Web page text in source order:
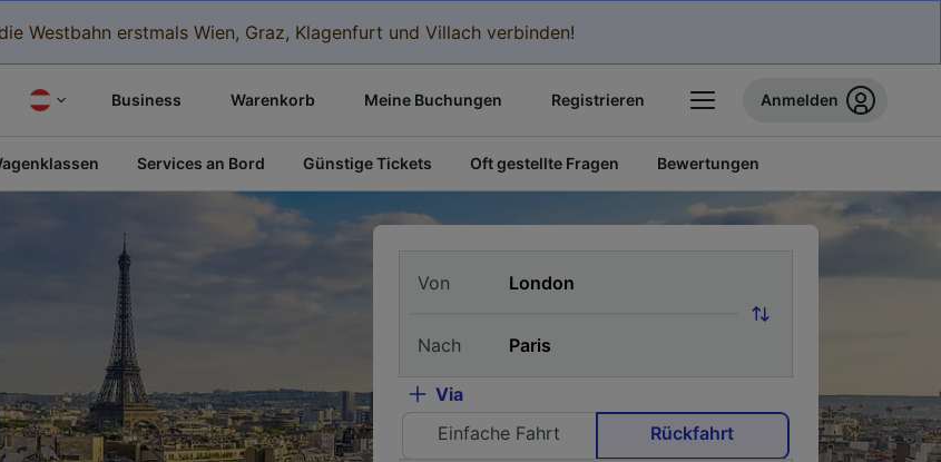
Westbahn erstmals Wien, Graz, Klagenfurt und Villach verbinden!
Business Warenkorb Meine Buchungen Registrieren Anmelden
Services an Bord Günstige Tickets Oft gestellte Fragen Bewertungen
Von
Nach
Via
Einfache Fahrt
Rückfahrt